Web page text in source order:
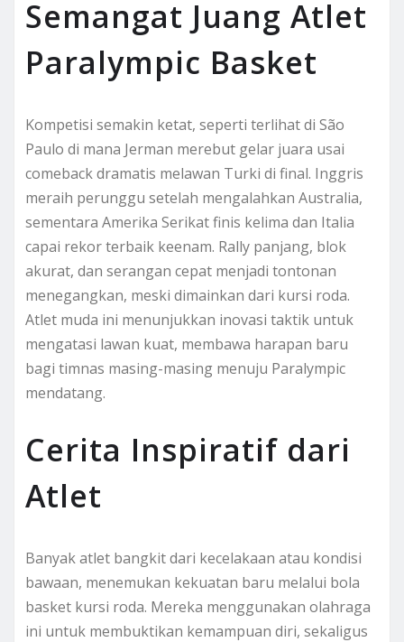
Semangat Juang Atlet
Paralympic Basket
Kompetisi semakin ketat, seperti terlihat di São
Paulo di mana Jerman merebut gelar juara usai
comeback dramatis melawan Turki di final. Inggris
meraih perunggu setelah mengalahkan Australia,
sementara Amerika Serikat finis kelima dan Italia
capai rekor terbaik keenam. Rally panjang, blok
akurat, dan serangan cepat menjadi tontonan
menegangkan, meski dimainkan dari kursi roda.
Atlet muda ini menunjukkan inovasi taktik untuk
mengatasi lawan kuat, membawa harapan baru
bagi timnas masing-masing menuju Paralympic
mendatang.
Cerita Inspiratif dari
Atlet
Banyak atlet bangkit dari kecelakaan atau kondisi
bawaan, menemukan kekuatan baru melalui bola
basket kursi roda. Mereka menggunakan olahraga
ini untuk membuktikan kemampuan diri, sekaligus